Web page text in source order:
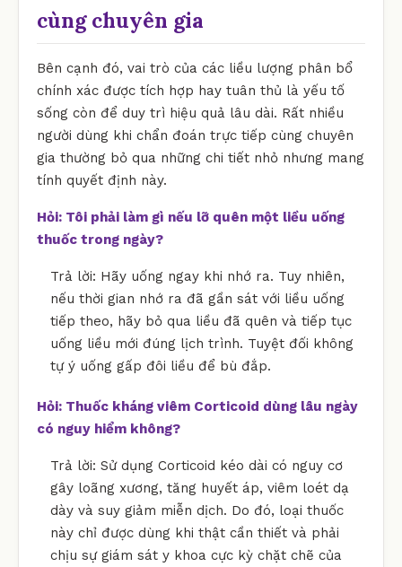
cùng chuyên gia
Bên cạnh đó, vai trò của các liều lượng phân bổ
chính xác được tích hợp hay tuân thủ là yếu tố
sống còn để duy trì hiệu quả lâu dài. Rất nhiều
người dùng khi chẩn đoán trực tiếp cùng chuyên
gia thường bỏ qua những chi tiết nhỏ nhưng mang
tính quyết định này.
Hỏi: Tôi phải làm gì nếu lỡ quên một liều uống
thuốc trong ngày?
Trả lời: Hãy uống ngay khi nhớ ra. Tuy nhiên,
nếu thời gian nhớ ra đã gần sát với liều uống
tiếp theo, hãy bỏ qua liều đã quên và tiếp tục
uống liều mới đúng lịch trình. Tuyệt đối không
tự ý uống gấp đôi liều để bù đắp.
Hỏi: Thuốc kháng viêm Corticoid dùng lâu ngày
có nguy hiểm không?
Trả lời: Sử dụng Corticoid kéo dài có nguy cơ
gây loãng xương, tăng huyết áp, viêm loét dạ
dày và suy giảm miễn dịch. Do đó, loại thuốc
này chỉ được dùng khi thật cần thiết và phải
chịu sự giám sát y khoa cực kỳ chặt chẽ của